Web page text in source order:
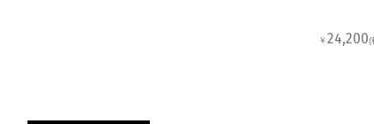
￥24,200(